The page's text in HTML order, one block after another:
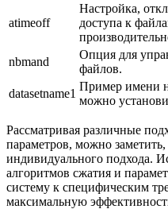
atimeoff
Настройка,
доступа к
nbmand
Опция для
файлов.
datasetname1
Пример имени
можно
Рассматривая различные
параметров, можно заметить,
индивидуального подхода.
алгоритмов сжатия и
систему к специфическим
максимальную